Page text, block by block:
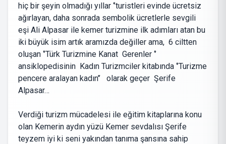
hiç bir şeyin olmadığı yıllar ‘’turistleri evinde ücretsiz
ağırlayan, daha sonrada sembolik ücretlerle sevgili
eşi Ali Alpasar ile kemer turizmine ilk adımları atan bu
iki büyük isim artık aramızda değiller ama, 6 ciltten
oluşan ‘’Türk Turizmine Kanat Gerenler ‘’
ansiklopedisinin Kadın Turizmciler kitabında ‘’Turizme
pencere aralayan kadın’’ olarak geçer Şerife
Alpasar…
Verdiği turizm mücadelesi ile eğitim kitaplarına konu
olan Kemerin aydın yüzü Kemer sevdalısı Şerife
teyzem iyi ki seni yakından tanıma şansına sahip